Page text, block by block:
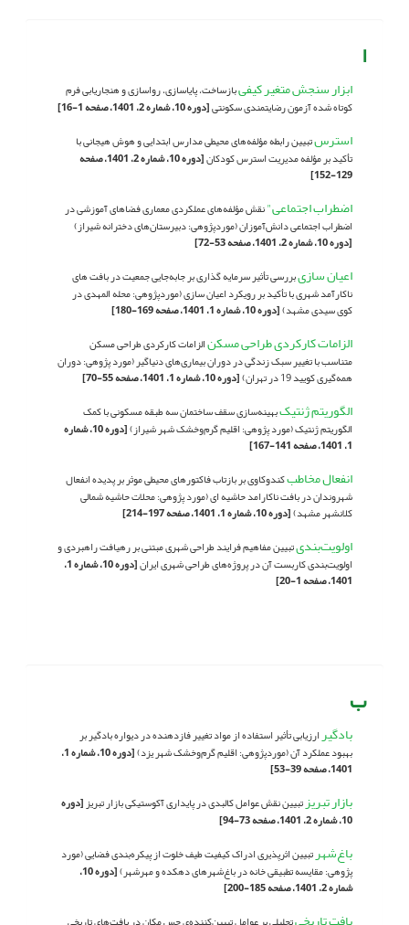
ا
ابزار سنجش متغیر کیفیبازساخت، پایاسازی، رواسازی و هنجاریابی فرم
کوتاه شده آزمون رضایتمندی سکونتی[دوره 10، شماره 2، 1401، صفحه 1-16]
استرستبیین رابطه مؤلفه‌های محیطی مدارس ابتدایی و هوش هیجانی با
تأکید بر مؤلفه مدیریت استرس کودکان
[دوره 10، شماره 2، 1401، صفحه
129-152]
اضطراب اجتماعی"نقش مؤلفه‌های عملکردی معماری فضاهای آموزشی در
اضطراب اجتماعی دانش‌آموزان (موردپژوهی: دبیرستان‌های دخترانه شیراز)
[دوره 10، شماره 2، 1401، صفحه 53-72]
اعیان سازیبررسی تأثیر سرمایه گذاری بر جابه‌جایی جمعیت در بافت های
ناکارآمد شهری با تأکید بر رویکرد اعیان سازی (موردپژوهی: محله المهدی در
کوی سیدی مشهد)[دوره 10، شماره 1، 1401، صفحه 169-180]
الزامات کارکردی طراحی مسکنالزامات کارکردی طراحی مسکن
متناسب با تغییر سبک زندگی در دوران بیماری‌های دنیاگیر (مورد پژوهی: دوران
همه‌گیری کویید 19 در تهران)
[دوره 10، شماره 1، 1401، صفحه 55-70]
الگوریتم ژنتیکبهینه‌سازی سقف ساختمان سه طبقه مسکونی با کمک
الگوریتم ژنتیک (مورد پژوهی: اقلیم گرم‌وخشک شهر شیراز)
[دوره 10، شماره
1، 1401، صفحه 141-167]
انفعال مخاطبکندوکاوی بر بازتاب فاکتورهای محیطی موثر بر پدیده انفعال
شهروندان در بافت ناکارامد حاشیه ای (مورد پژوهی: محلات حاشیه شمالى
کلانشهر مشهد)[دوره 10، شماره 1، 1401، صفحه 197-214]
اولویت‌بندیتبیین مفاهیم فرایند طراحی شهری مبتنی بر رهیافت راهبردی و
اولویت‌بندی کاربست آن در پروژه‌های طراحی شهری ایران
[دوره 10، شماره 1،
1401، صفحه 1-20]
ب
بادگیرارزیابی تأثیر استفاده از مواد تغییر فازدهنده در دیواره بادگیر بر
بهبود عملکرد آن (موردپژوهی: اقلیم گرم‌وخشک شهر یزد)
[دوره 10، شماره 1،
1401، صفحه 39-53]
بازار تبریزتبیین نقش عوامل کالبدی در پایداری آکوستیکی بازار تبریز[دوره
10، شماره 2، 1401، صفحه 73-94]
باغ‌شهرتبیین اثرپذیری ادراک کیفیت طیف خلوت از پیکره‌بندی فضایی (مورد
پژوهی: مقایسه تطبیقی خانه‌ در باغ‌‌شهرهای دهکده و مهرشهر)
[دوره 10،
شماره 2، 1401، صفحه 185-200]